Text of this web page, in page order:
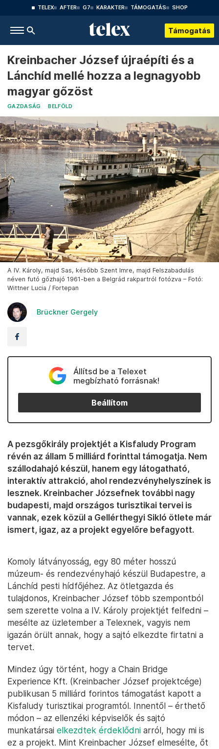
TELEX AFTER G7 KARAKTER TÁMOGATÁS SHOP
Támogatás
Kreinbacher József újraépíti és a
Lánchíd mellé hozza a legnagyobb
magyar gőzöst
GAZDASÁG BELFÖLD
A IV. Károly, majd Sas, később Szent Imre, majd Felszabadulás
néven futó gőzhajó 1961-ben a Belgrád rakpartról fotózva – Fotó:
Wittner Lucia / Fortepan
Brückner Gergely
Állítsd be a Telexet
megbízható forrásnak!
Beállítom
A pezsgőkirály projektjét a Kisfaludy Program
révén az állam 5 milliárd forinttal támogatja. Nem
szállodahajó készül, hanem egy látogatható,
interaktív attrakció, ahol rendezvényhelyszínek is
lesznek. Kreinbacher Józsefnek további nagy
budapesti, majd országos turisztikai tervei is
vannak, ezek közül a Gellérthegyi Sikló ötlete már
ismert, igaz, az a projekt egyelőre befagyott.
Komoly látványosság, egy 80 méter hosszú
múzeum- és rendezvényhajó készül Budapestre, a
Lánchíd pesti hídfőjéhez. Az ötletgazda és
tulajdonos, Kreinbacher József több szempontból
sem szerette volna a IV. Károly projektjét felfedni –
mesélte az üzletember a Telexnek, vagyis nem
igazán örült annak, hogy a sajtó elkezdte firtatni a
tervet.
Mindez úgy történt, hogy a Chain Bridge
Experience Kft. (Kreinbacher József projektcége)
publikusan 5 milliárd forintos támogatást kapott a
Kisfaludy turisztikai programtól. Innentől – érthető
módon – az ellenzéki képviselők és sajtó
munkatársai elkezdtek érdeklődni arról, hogy mi is
ez a projekt. Mint Kreinbacher József elmesélte, őt